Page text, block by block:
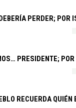
PERDER; POR
PRESIDENTE;
RECUERDA QUIÉN